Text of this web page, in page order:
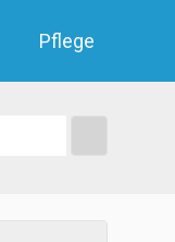
Pflege